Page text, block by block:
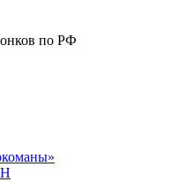
по РФ